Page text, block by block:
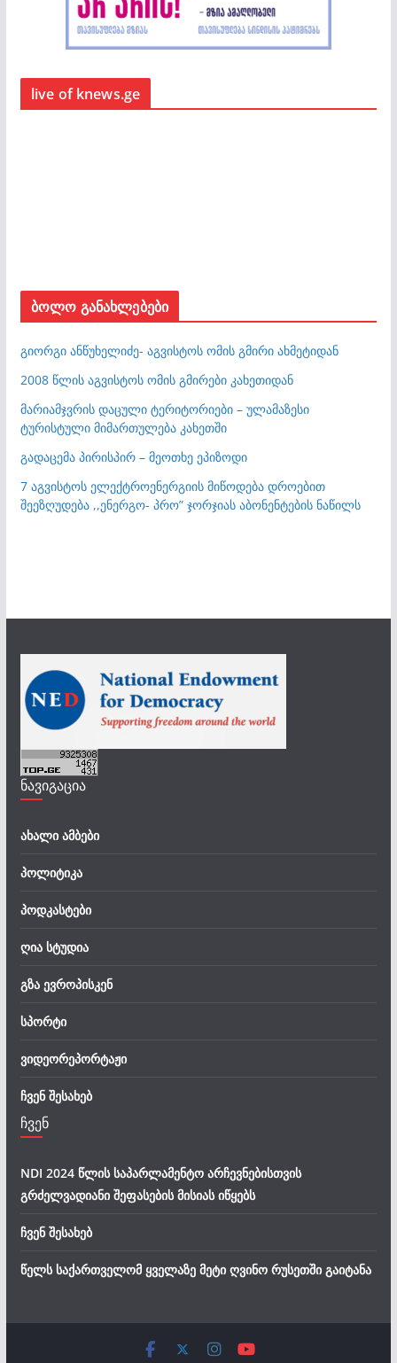
live of knews.ge
ბოლო განახლებები
გიორგი ანწუხელიძე- აგვისტოს ომის გმირი ახმეტიდან
2008 წლის აგვისტოს ომის გმირები კახეთიდან
მარიამჯვრის დაცული ტერიტორიები – ულამაზესი
ტურისტული მიმართულება კახეთში
გადაცემა პირისპირ – მეოთხე ეპიზოდი
7 აგვისტოს ელექტროენერგიის მიწოდება დროებით
შეეზღუდება ,,ენერგო- პრო” ჯორჯიას აბონენტების ნაწილს
ნავიგაცია
ახალი ამბები
პოლიტიკა
პოდკასტები
ღია სტუდია
გზა ევროპისკენ
სპორტი
ვიდეორეპორტაჟი
ჩვენ შესახებ
ჩვენ
NDI 2024 წლის საპარლამენტო არჩევნებისთვის
გრძელვადიანი შეფასების მისიას იწყებს
ჩვენ შესახებ
წელს საქართველომ ყველაზე მეტი ღვინო რუსეთში გაიტანა